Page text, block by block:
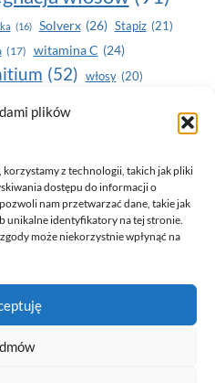
plików
z technologii, takich jak pliki
dostępu do informacji o
nam przetwarzać dane, takie jak
unikalne identyfikatory na tej stronie.
może niekorzystnie wpłynąć na
(16) Solverx (26) Stapiz (21)
(17) witamina C (24)
(52) włosy (20)
zdrowe zęby
(uroda, moda, zdrowie)